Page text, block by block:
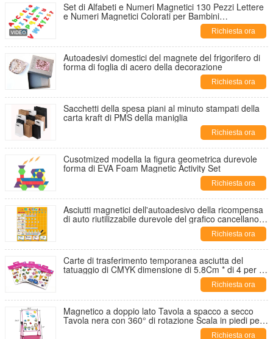
Set di Alfabeti e Numeri Magnetici 130 Pezzi Lettere
e Numeri Magnetici Colorati per Bambini
Apprendimento Educativo e Gioco CreativoRichiesta ora
Autoadesivi domestici del magnete del frigorifero di
forma di foglia di acero della decorazione
Richiesta ora
Sacchetti della spesa piani al minuto stampati della
carta kraft di PMS della maniglia
Richiesta ora
Cusotmized modella la figura geometrica durevole
forma di EVA Foam Magnetic Activity Set
Richiesta ora
Asciutti magnetici dell'autoadesivo della ricompensa
di auto riutilizzabile durevole del grafico cancellano il
Richiesta ora
Carte di trasferimento temporanea asciutta del
tatuaggio di CMYK dimensione di 5.8Cm * di 4 per i
Richiesta ora
Magnetico a doppio lato Tavola a spacco a secco
Tavola nera con 360° di rotazione Scala in piedi per
Richiesta ora